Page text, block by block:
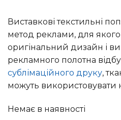
Виставкові текстильні
метод реклами, для
оригінальний дизайн і
рекламного полотна
сублімаційного друку,
можуть використовувати
Немає в наявності